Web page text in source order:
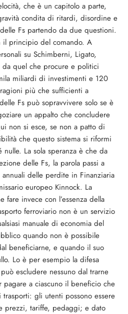
che è un capitolo a parte,
condita di ritardi, disordine e
Fs partendo da due questioni.
il principio del comando. A
su Schimberni, Ligato,
quel che procure e politici
miliardi di investimenti e 120
più che sufficienti a
Fs può sopravvivere solo se è
un appalto che concludere
non si esce, se non a patto di
che questo sistema si riformi
nulle. La sola speranza è che da
delle Fs, la parola passi a
delle perdite in Finanziaria
europeo Kinnock. La
fare invece con l’essenza della
ferroviario non è un servizio
manuale di economia del
quando non è possibile
beneficiarne, e quando il suo
Lo è per esempio la difesa
escludere nessuno dal trarne
a ciascuno il beneficio che
gli utenti possono essere
prezzi, tariffe, pedaggi; e dato